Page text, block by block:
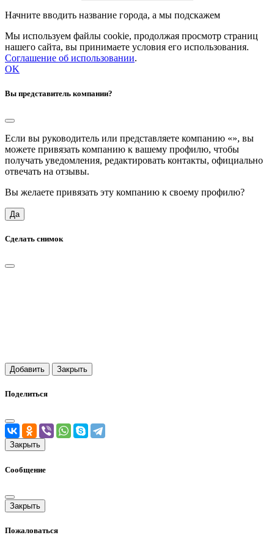
Начните вводить название города, а мы подскажем
Мы используем файлы cookie, продолжая просмотр страниц
нашего сайта, вы принимаете условия его использования.
Соглашение об использовании.
OK
Вы представитель компании?
Если вы руководитель или представляете компанию «», вы
можете привязать компанию к вашему профилю, чтобы
получать уведомления, редактировать контакты, официально
отвечать на отзывы.
Вы желаете привязать эту компанию к своему профилю?
Да
Сделать снимок
Добавить Закрыть
Поделиться
Закрыть
Сообщение
Закрыть
Пожаловаться